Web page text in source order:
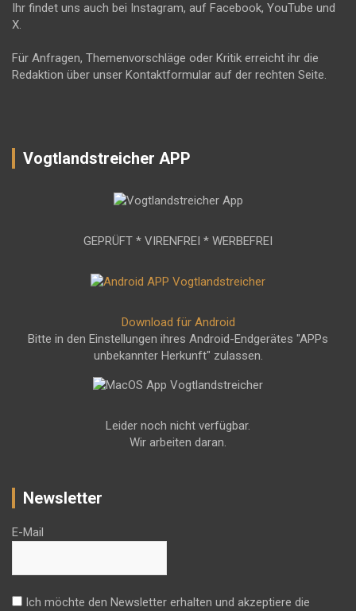
Ihr findet uns auch bei Instagram, auf Facebook, YouTube und
X.
Für Anfragen, Themenvorschläge oder Kritik erreicht ihr die
Redaktion über unser Kontaktformular auf der rechten Seite.
Vogtlandstreicher APP
GEPRÜFT * VIRENFREI * WERBEFREI
Download für Android
Bitte in den Einstellungen ihres Android-Endgerätes "APPs
unbekannter Herkunft" zulassen.
Leider noch nicht verfügbar.
Wir arbeiten daran.
Newsletter
E-Mail
Ich möchte den Newsletter erhalten und akzeptiere die